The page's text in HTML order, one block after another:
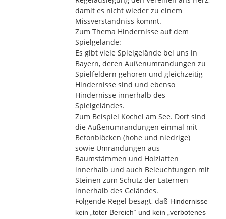
damit es nicht wieder zu einem
Missverständniss kommt.
Zum Thema Hindernisse auf dem
Spielgelände:
Es gibt viele Spielgelände bei uns in
Bayern, deren Außenumrandungen zu
Spielfeldern gehören und gleichzeitig
Hindernisse sind und ebenso
Hindernisse innerhalb des
Spielgeländes.
Zum Beispiel Kochel am See. Dort sind
die Außenumrandungen einmal mit
Betonblöcken (hohe und niedrige)
sowie Umrandungen aus
Baumstämmen und Holzlatten
innerhalb und auch Beleuchtungen mit
Steinen zum Schutz der Laternen
innerhalb des Geländes.
Folgende Regel besagt, daß Hindernisse
kein „toter Bereich“ und kein „verbotenes